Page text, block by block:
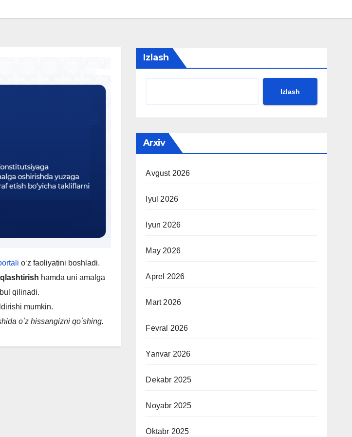
o‘z faoliyatini boshladi.
hamda uni amalga
qilinadi.
mumkin.
oʼz hissangizni qoʼshing.
Izlash
Izlash
Arxiv
Avgust 2026
Iyul 2026
Iyun 2026
May 2026
Aprel 2026
Mart 2026
Fevral 2026
Yanvar 2026
Dekabr 2025
Noyabr 2025
Oktabr 2025